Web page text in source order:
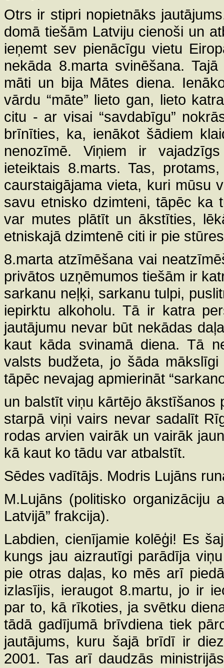
Otrs ir stipri nopietnāks
domā tiešām Latviju cienoši un
ieņemt sev pienācīgu vietu
nekāda 8.marta svinēšana.
māti un bija Mātes diena.
vārdu “māte” lieto gan, lieto
citu - ar visai “savdabīgu”
brīnīties, ka, ienākot šādiem
nenozīmē. Viņiem ir
ieteiktais 8.marts. Tas,
caurstaigājama vieta, kuri mūsu
savu etnisko dzimteni, tāpēc ka
var mutes plātīt un ākstīties,
etniskajā dzimtenē citi ir pie
8.marta atzīmēšana vai
privātos uzņēmumos tiešām ir
sarkanu neļķi, sarkanu tulpi,
iepirktu alkoholu. Tā ir katra
jautājumu nevar būt nekādas
kaut kāda svinamā diena. Tā
valsts budžeta, jo šāda
tāpēc nevajag apmierināt
un balstīt viņu kārtējo ākstīšanos
starpā viņi vairs nevar sadalīt
rodas arvien vairāk un vairāk
kā kaut ko tādu var atbalstīt.
Sēdes vadītājs. Modris Lujāns
M.Lujāns (politisko organizāciju
Latvijā” frakcija).
Labdien, cienījamie kolēģi! Es
kungs jau aizrautīgi parādīja
pie otras daļas, ko mēs arī
izlasījis, ieraugot 8.martu, jo ir
par to, kā rīkoties, ja svētku
tādā gadījumā brīvdiena tiek
jautājums, kuru šajā brīdī ir
2001. Tas arī daudzās